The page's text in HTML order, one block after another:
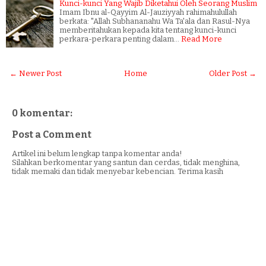
Kunci-kunci Yang Wajib Diketahui Oleh Seorang Muslim
Imam Ibnu al-Qayyim Al-Jauziyyah rahimahulullah
berkata: "Allah Subhananahu Wa Ta'ala dan Rasul-Nya
memberitahukan kepada kita tentang kunci-kunci
perkara-perkara penting dalam…
Read More
← Newer Post Older Post →
Home
0 komentar:
Post a Comment
Artikel ini belum lengkap tanpa komentar anda!
Silahkan berkomentar yang santun dan cerdas, tidak menghina,
tidak memaki dan tidak menyebar kebencian. Terima kasih